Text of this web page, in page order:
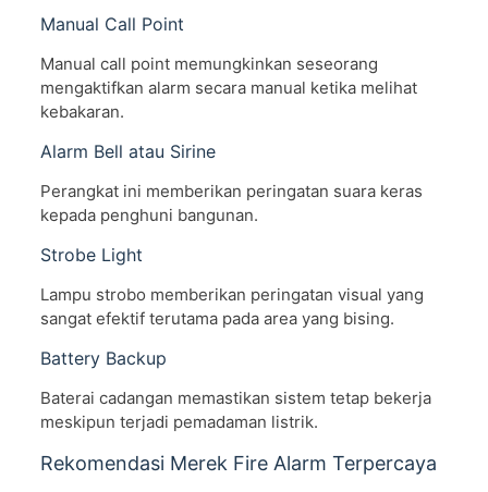
Manual Call Point
Manual call point memungkinkan seseorang
mengaktifkan alarm secara manual ketika melihat
kebakaran.
Alarm Bell atau Sirine
Perangkat ini memberikan peringatan suara keras
kepada penghuni bangunan.
Strobe Light
Lampu strobo memberikan peringatan visual yang
sangat efektif terutama pada area yang bising.
Battery Backup
Baterai cadangan memastikan sistem tetap bekerja
meskipun terjadi pemadaman listrik.
Rekomendasi Merek Fire Alarm Terpercaya